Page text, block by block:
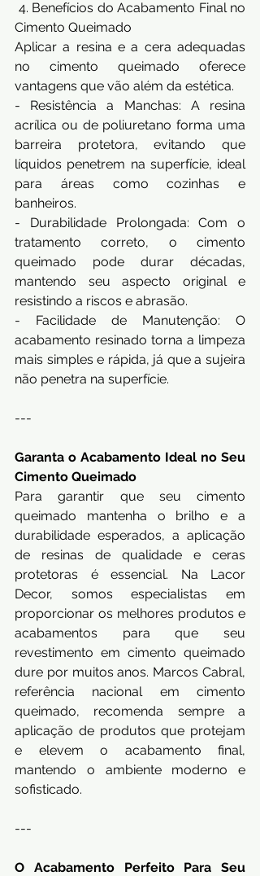
4. Benefícios do Acabamento Final no
Cimento Queimado
Aplicar a resina e a cera adequadas
no cimento queimado oferece
vantagens que vão além da estética.
- Resistência a Manchas: A resina
acrílica ou de poliuretano forma uma
barreira protetora, evitando que
líquidos penetrem na superfície, ideal
para áreas como cozinhas e
banheiros.
- Durabilidade Prolongada: Com o
tratamento correto, o cimento
queimado pode durar décadas,
mantendo seu aspecto original e
resistindo a riscos e abrasão.
- Facilidade de Manutenção: O
acabamento resinado torna a limpeza
mais simples e rápida, já que a sujeira
não penetra na superfície.
---
Garanta o Acabamento Ideal no Seu
Cimento Queimado
Para garantir que seu cimento
queimado mantenha o brilho e a
durabilidade esperados, a aplicação
de resinas de qualidade e ceras
protetoras é essencial. Na Lacor
Decor, somos especialistas em
proporcionar os melhores produtos e
acabamentos para que seu
revestimento em cimento queimado
dure por muitos anos. Marcos Cabral,
referência nacional em cimento
queimado, recomenda sempre a
aplicação de produtos que protejam
e elevem o acabamento final,
mantendo o ambiente moderno e
sofisticado.
---
O Acabamento Perfeito Para Seu